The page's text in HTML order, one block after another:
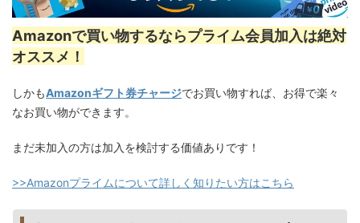
Amazonで買い物するならプライム会員加入は絶対
オススメ！
しかもAmazonギフト券チャージでお買い物すれば、お得で楽々
なお買い物ができます。
まだ未加入の方は加入を検討する価値ありです！
>>Amazonプライムについて詳しく知りたい方はこちら